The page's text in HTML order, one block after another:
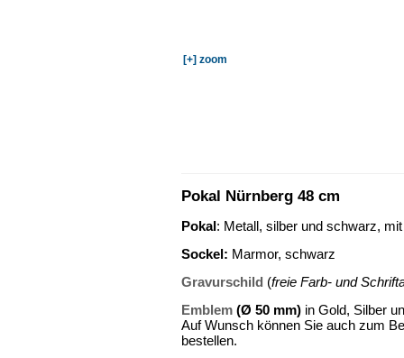
[+] zoom
Pokal Nürnberg 48 cm
Pokal: Metall, silber und schwarz,
Sockel: Marmor, schwarz
Gravurschild (freie Farb- und
Emblem (Ø 50 mm) in Gold, Silber
Auf Wunsch können Sie auch zum
bestellen.